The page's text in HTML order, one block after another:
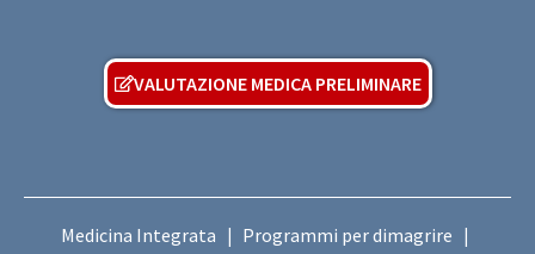
VALUTAZIONE MEDICA PRELIMINARE
Medicina Integrata | Programmi per dimagrire |